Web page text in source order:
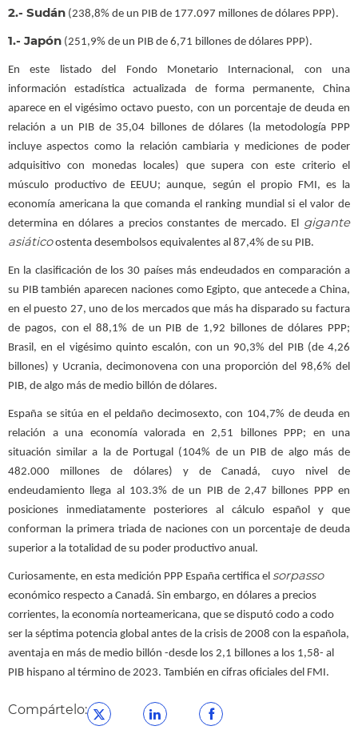
2.- Sudán (238,8% de un PIB de 177.097 millones de dólares PPP).
1.- Japón (251,9% de un PIB de 6,71 billones de dólares PPP).
En este listado del Fondo Monetario Internacional, con una
información estadística actualizada de forma permanente, China
aparece en el vigésimo octavo puesto, con un porcentaje de deuda en
relación a un PIB de 35,04 billones de dólares (la metodología PPP
incluye aspectos como la relación cambiaria y mediciones de poder
adquisitivo con monedas locales) que supera con este criterio el
músculo productivo de EEUU; aunque, según el propio FMI, es la
economía americana la que comanda el ranking mundial si el valor de
determina en dólares a precios constantes de mercado. El gigante
asiáticoostenta desembolsos equivalentes al 87,4% de su PIB.
En la clasificación de los 30 países más endeudados en comparación a
su PIB también aparecen naciones como Egipto, que antecede a China,
en el puesto 27, uno de los mercados que más ha disparado su factura
de pagos, con el 88,1% de un PIB de 1,92 billones de dólares PPP;
Brasil, en el vigésimo quinto escalón, con un 90,3% del PIB (de 4,26
billones) y Ucrania, decimonovena con una proporción del 98,6% del
PIB, de algo más de medio billón de dólares.
España se sitúa en el peldaño decimosexto, con 104,7% de deuda en
relación a una economía valorada en 2,51 billones PPP; en una
situación similar a la de Portugal (104% de un PIB de algo más de
482.000 millones de dólares) y de Canadá, cuyo nivel de
endeudamiento llega al 103.3% de un PIB de 2,47 billones PPP en
posiciones inmediatamente posteriores al cálculo español y que
conforman la primera triada de naciones con un porcentaje de deuda
superior a la totalidad de su poder productivo anual.
Curiosamente, en esta medición PPP España certifica el sorpasso
económico respecto a Canadá. Sin embargo, en dólares a precios
corrientes, la economía norteamericana, que se disputó codo a codo
ser la séptima potencia global antes de la crisis de 2008 con la española,
aventaja en más de medio billón -desde los 2,1 billones a los 1,58- al
PIB hispano al término de 2023. También en cifras oficiales del FMI.
Compártelo: